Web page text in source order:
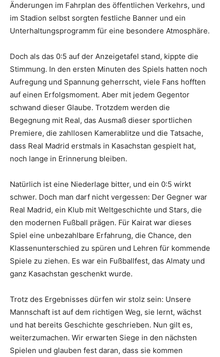
Änderungen im Fahrplan des öffentlichen Verkehrs, und
im Stadion selbst sorgten festliche Banner und ein
Unterhaltungsprogramm für eine besondere Atmosphäre.
Doch als das 0:5 auf der Anzeigetafel stand, kippte die
Stimmung. In den ersten Minuten des Spiels hatten noch
Aufregung und Spannung geherrscht, viele Fans hofften
auf einen Erfolgsmoment. Aber mit jedem Gegentor
schwand dieser Glaube. Trotzdem werden die
Begegnung mit Real, das Ausmaß dieser sportlichen
Premiere, die zahllosen Kamerablitze und die Tatsache,
dass Real Madrid erstmals in Kasachstan gespielt hat,
noch lange in Erinnerung bleiben.
Natürlich ist eine Niederlage bitter, und ein 0:5 wirkt
schwer. Doch man darf nicht vergessen: Der Gegner war
Real Madrid, ein Klub mit Weltgeschichte und Stars, die
den modernen Fußball prägen. Für Kairat war dieses
Spiel eine unbezahlbare Erfahrung, die Chance, den
Klassenunterschied zu spüren und Lehren für kommende
Spiele zu ziehen. Es war ein Fußballfest, das Almaty und
ganz Kasachstan geschenkt wurde.
Trotz des Ergebnisses dürfen wir stolz sein: Unsere
Mannschaft ist auf dem richtigen Weg, sie lernt, wächst
und hat bereits Geschichte geschrieben. Nun gilt es,
weiterzumachen. Wir erwarten Siege in den nächsten
Spielen und glauben fest daran, dass sie kommen